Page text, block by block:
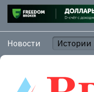
Новости Истории